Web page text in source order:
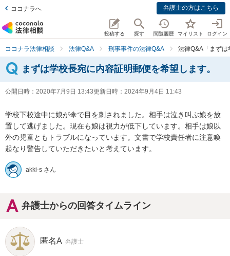
ココナラへ 弁護士の方はこちら
投稿する 探す 閲覧履歴 マイリスト ログイン
ココナラ法律相談 法律Q&A 刑事事件の法律Q&A 法律Q&A「まず
まずは学校長宛に内容証明郵便を希望します。
公開日時： 2020年7月9日 13:43更新日時： 2024年9月4日 11:43
学校下校途中に娘が傘で目を刺されました。相手は泣き叫ぶ娘を放
置して逃げました。現在も娘は視力が低下しています。相手は娘以
外の児童ともトラブルになっています。文書で学校責任者に注意喚
起なり警告していただきたいと考えています。
akki-s さん
弁護士からの回答タイムライン
匿名A 弁護士